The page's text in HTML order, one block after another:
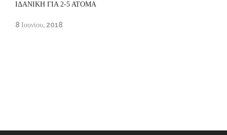
ΙΔΑΝΙΚΗ ΓΙΑ 2-5 ΑΤΟΜΑ
8 Ιουνίου, 2018